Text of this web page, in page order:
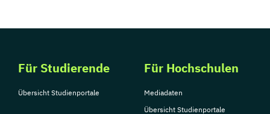
Für Studierende
Übersicht Studienportale
Für Hochschulen
Mediadaten
Übersicht Studienportale